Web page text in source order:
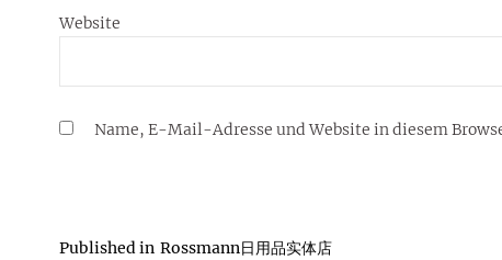
Website
Name, E-Mail-Adresse und Website in diesem
Published in Rossmann日用品实体店